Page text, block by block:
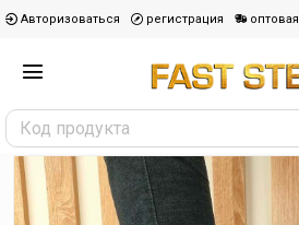
Авторизоваться регистрация оптовая